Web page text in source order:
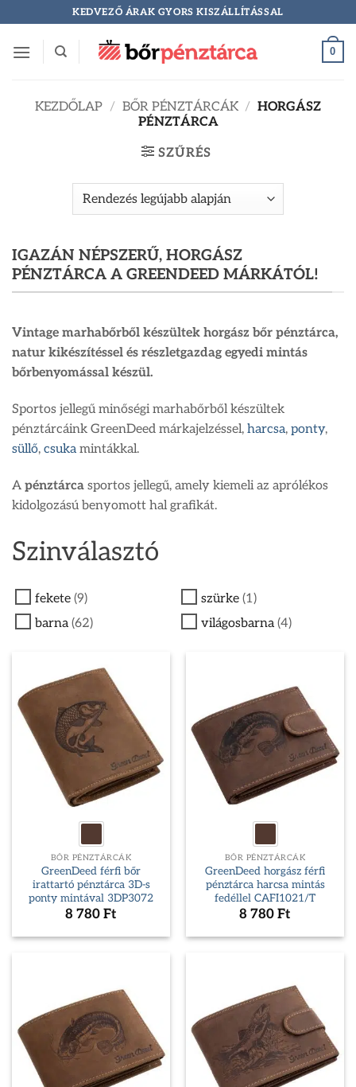
to
content
KEDVEZŐ ÁRAK GYORS KISZÁLLÍTÁSSAL
0
KEZDŐLAP / BŐR PÉNZTÁRCÁK / HORGÁSZ
PÉNZTÁRCA
SZŰRÉS
IGAZÁN NÉPSZERŰ, HORGÁSZ
PÉNZTÁRCA A GREENDEED MÁRKÁTÓL!
Vintage marhabőrből készültek horgász bőr pénztárca,
natur kikészítéssel és részletgazdag egyedi mintás
bőrbenyomással készül.
Sportos jellegű minőségi marhabőrből készültek
pénztárcáink GreenDeed márkajelzéssel, harcsa, ponty,
süllő, csuka mintákkal.
A pénztárca sportos jellegű, amely kiemeli az aprólékos
kidolgozású benyomott hal grafikát.
Szinválasztó
fekete (9) szürke (1)
barna (62) világosbarna (4)
BŐR PÉNZTÁRCÁK
GreenDeed férfi bőr
irattartó pénztárca 3D-s
ponty mintával 3DP3072
8 780 Ft
BŐR PÉNZTÁRCÁK
GreenDeed horgász férfi
pénztárca harcsa mintás
fedéllel CAFI1021/T
8 780 Ft